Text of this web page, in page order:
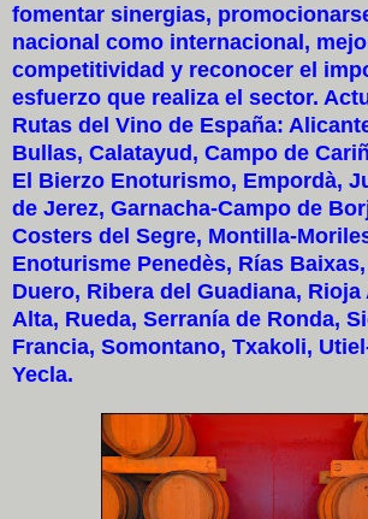
fomentar sinergias,
nacional como internacional,
competitividad y reconocer el
esfuerzo que realiza el sector.
Rutas del Vino de España:
Bullas, Calatayud, Campo de
El Bierzo Enoturismo, Empordà,
de Jerez, Garnacha-Campo de
Costers del Segre, Montilla-
Enoturisme Penedès, Rías
Duero, Ribera del Guadiana,
Alta, Rueda, Serranía de Ronda,
Francia, Somontano, Txakoli,
Yecla.